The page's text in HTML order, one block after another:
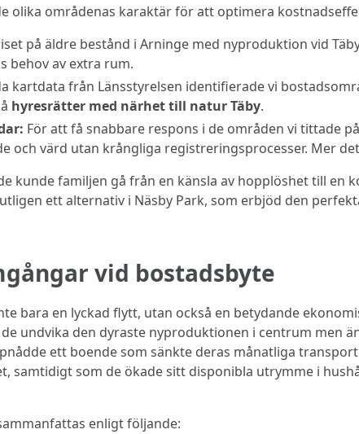
olika områdenas karaktär för att optimera
på äldre bestånd i Arninge med nyproduktion vid
behov av extra rum.
kartdata från Länsstyrelsen identifierade vi
hyresrätter med närhet till natur Täby.
För att få snabbare respons i de områden vi tittade
och värd utan krångliga registreringsprocesser. Mer
kunde familjen gå från en känsla av hopplöshet till en
ett alternativ i Näsby Park, som erbjöd den
vid bostadsbyte
bara en lyckad flytt, utan också en betydande
undvika den dyraste nyproduktionen i centrum men
ett boende som sänkte deras månatliga
samtidigt som de ökade sitt disponibla utrymme i
enligt följande: